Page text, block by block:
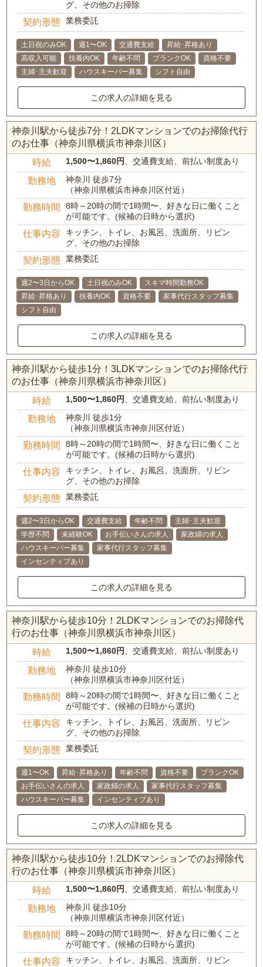
グ、その他のお掃除
契約形態 業務委託
土日祝のみOK 週1〜OK 交通費支給
昇給･昇格あり
高収入可能
扶養内OK 年齢不問 ブランクOK
資格不要
主婦･主夫歓迎
ハウスキーパー募集 シフト自由
この求人の詳細を見る
神奈川駅から徒歩7分！2LDKマンションでのお掃除代行
のお仕事（神奈川県横浜市神奈川区）
時給 1,500〜1,860円 、交通費支給、前払い制度あり
勤務地
神奈川 徒歩7分
（神奈川県横浜市神奈川区付近）
勤務時間
8時～20時の間で1時間〜、好きな日に働くこと
が可能です。(候補の日時から選択)
仕事内容
キッチン、トイレ、お風呂、洗面所、リビン
グ、その他のお掃除
契約形態 業務委託
週2〜3日からOK 土日祝のみOK
スキマ時間勤務OK
昇給･昇格あり
扶養内OK 資格不要
家事代行スタッフ募集
シフト自由
この求人の詳細を見る
神奈川駅から徒歩1分！3LDKマンションでのお掃除代行
のお仕事（神奈川県横浜市神奈川区）
時給 1,500〜1,860円 、交通費支給、前払い制度あり
勤務地
神奈川 徒歩1分
（神奈川県横浜市神奈川区付近）
勤務時間
8時～20時の間で1時間〜、好きな日に働くこと
が可能です。(候補の日時から選択)
仕事内容
キッチン、トイレ、お風呂、洗面所、リビン
グ、その他のお掃除
契約形態 業務委託
週2〜3日からOK 交通費支給 年齢不問
主婦･主夫歓迎
学歴不問
未経験OK お手伝いさんの求人
家政婦の求人
ハウスキーパー募集
家事代行スタッフ募集
インセンティブあり
この求人の詳細を見る
神奈川駅から徒歩10分！2LDKマンションでのお掃除代
行のお仕事（神奈川県横浜市神奈川区）
時給 1,500〜1,860円 、交通費支給、前払い制度あり
勤務地
神奈川 徒歩10分
（神奈川県横浜市神奈川区付近）
勤務時間
8時～20時の間で1時間〜、好きな日に働くこと
が可能です。(候補の日時から選択)
仕事内容
キッチン、トイレ、お風呂、洗面所、リビン
グ、その他のお掃除
契約形態 業務委託
週1〜OK 昇給･昇格あり 年齢不問 資格不要
ブランクOK
お手伝いさんの求人
家政婦の求人
家事代行スタッフ募集
ハウスキーパー募集
インセンティブあり
この求人の詳細を見る
神奈川駅から徒歩10分！2LDKマンションでのお掃除代
行のお仕事（神奈川県横浜市神奈川区）
時給 1,500〜1,860円 、交通費支給、前払い制度あり
勤務地
神奈川 徒歩10分
（神奈川県横浜市神奈川区付近）
勤務時間
8時～20時の間で1時間〜、好きな日に働くこと
が可能です。(候補の日時から選択)
仕事内容
キッチン、トイレ、お風呂、洗面所、リビン